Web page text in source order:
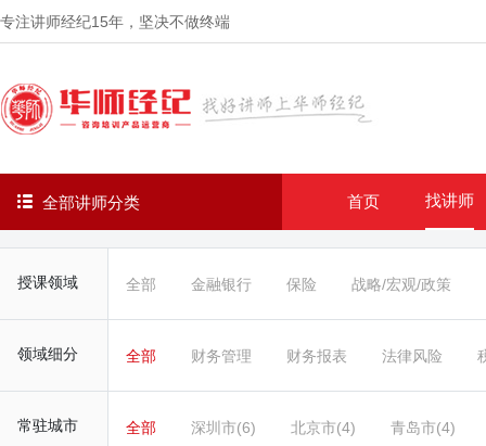
专注讲师经纪15年 ，坚决不做终端
全部讲师分类 首页 找讲师
授课领域 全部 金融银行 保险 战略/宏观/政策
领域细分 全部 财务管理 财务报表 法律风险
常驻城市 全部 深圳市(6) 北京市(4) 青岛市(4)